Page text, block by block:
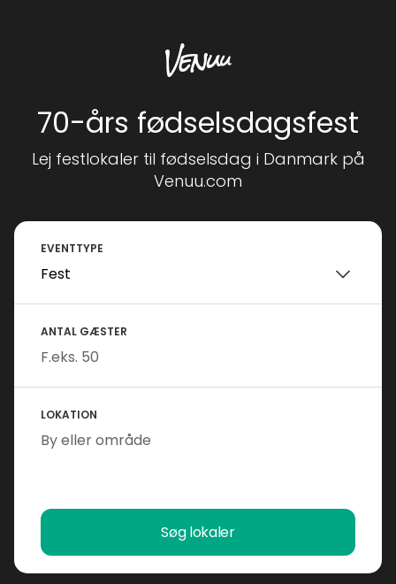
70-års fødselsdagsfest
Lej festlokaler til fødselsdag i Danmark på
Venuu.com
EVENTTYPE
ANTAL GÆSTER
LOKATION
Søg lokaler